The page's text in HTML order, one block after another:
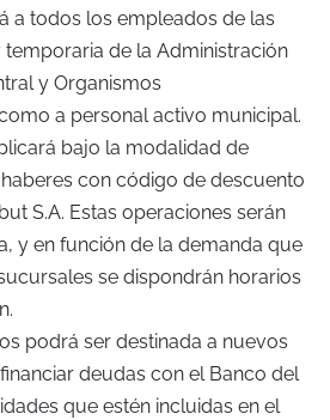
a todos los empleados de las
de la Administración
y Organismos
a personal activo municipal.
bajo la modalidad de
con código de descuento
S.A. Estas operaciones serán
y en función de la demanda que
se dispondrán horarios
podrá ser destinada a nuevos
deudas con el Banco del
que estén incluidas en el